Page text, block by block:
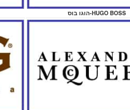
הוגו בוס-HUGO BOSS